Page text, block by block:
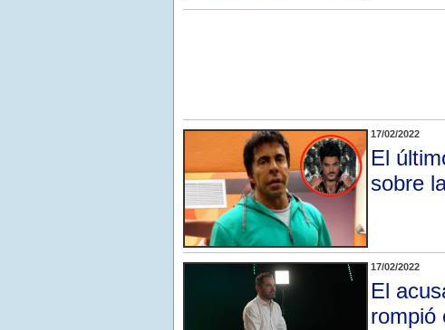
17/02/2022
El
sobre
17/02/2022
El
rompió